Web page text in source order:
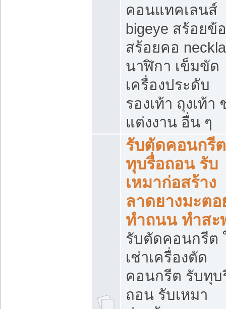
คอนแทคเลนส์
bigeye สร้อยข้
สร้อยคอ
นาฬิกา เข็มขัด
เครื่องประดับ
รองเท้า ถุงเท้า
แต่งงาน อื่น ๆ
รับตัดคอนกรี
ทุบรื่อถอน รับ
เหมาก่อสร้าง
ลาดยางมะตอ
ทำถนน ทำสะ
รับตัดคอนกรีต
เช่าเครื่องตัด
คอนกรีต รับทุบ
ถอน รับเหมา